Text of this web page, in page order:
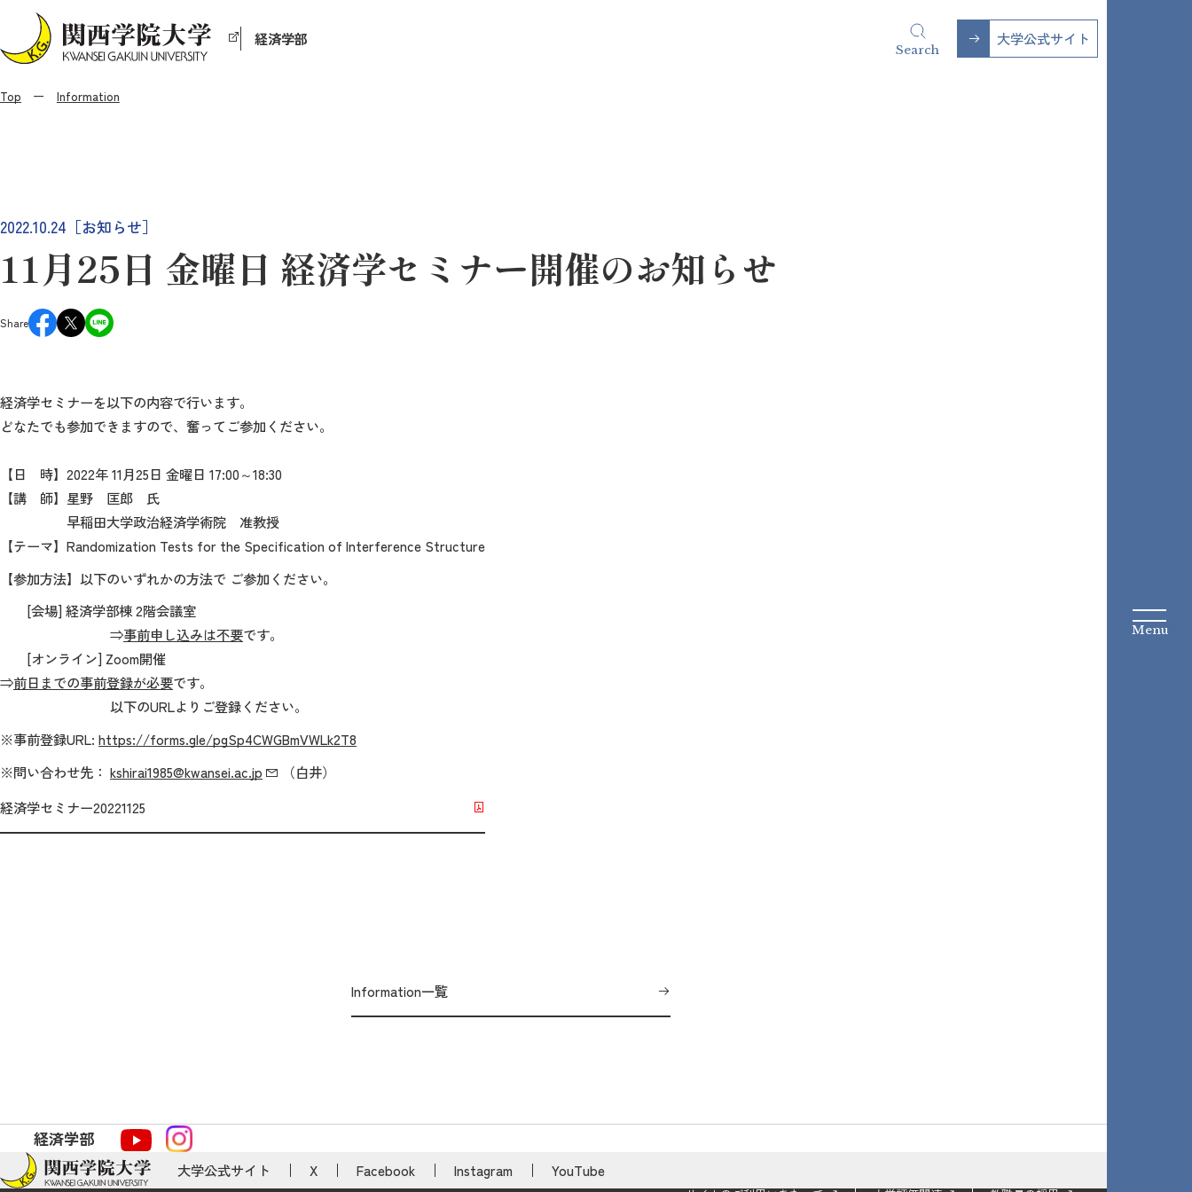
経済学部
Search
大学公式サイト
Top Information
2022.10.24［お知らせ］
11月25日 金曜日 経済学セミナー開催のお知らせ
Share
経済学セミナーを以下の内容で行います。
どなたでも参加できますので、奮ってご参加ください。
【日 時】2022年 11月25日 金曜日 17:00～18:30
【講 師】星野 匡郎 氏
早稲田大学政治経済学術院 准教授
【テーマ】Randomization Tests for the Specification of Interference Structure
【参加方法】以下のいずれかの方法で ご参加ください。
[会場] 経済学部棟 2階会議室
⇒事前申し込みは不要です。
[オンライン] Zoom開催
⇒前日までの事前登録が必要です。
以下のURLよりご登録ください。
※事前登録URL: https://forms.gle/pgSp4CWGBmVWLk2T8
※問い合わせ先： kshirai1985@kwansei.ac.jp
（白井）
経済学セミナー20221125
Information一覧
経済学部
大学公式サイト X Facebook Instagram YouTube